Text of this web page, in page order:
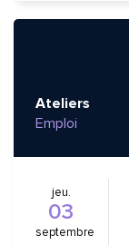
Ateliers
Emploi
jeu.
03
septembre